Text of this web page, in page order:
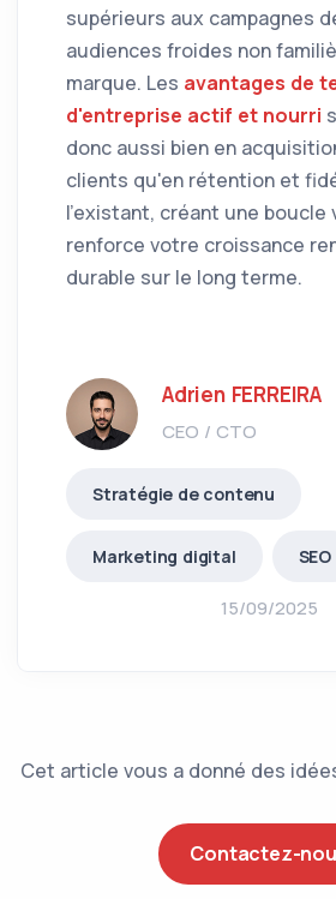
supérieurs aux campagnes
audiences froides non
marque. Les avantages de
d'entreprise actif et nourri
donc aussi bien en
clients qu'en rétention et
l'existant, créant une boucle
renforce votre croissance
durable sur le long terme.
Adrien FERREIRA
CEO / CTO
Stratégie de contenu
Marketing digital SEO
15/09/2025
Cet article vous a donné des
Contactez-